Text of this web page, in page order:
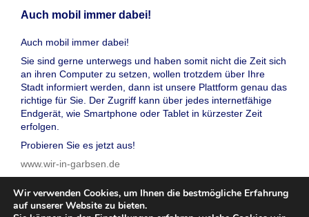
Auch mobil immer dabei!
Auch mobil immer dabei!
Sie sind gerne unterwegs und haben somit nicht die Zeit sich
an ihren Computer zu setzen, wollen trotzdem über Ihre
Stadt informiert werden, dann ist unsere Plattform genau das
richtige für Sie. Der Zugriff kann über jedes internetfähige
Endgerät, wie Smartphone oder Tablet in kürzester Zeit
erfolgen.
Probieren Sie es jetzt aus!
www.wir-in-garbsen.de
Wir verwenden Cookies, um Ihnen die bestmögliche Erfahrung
auf unserer Website zu bieten.